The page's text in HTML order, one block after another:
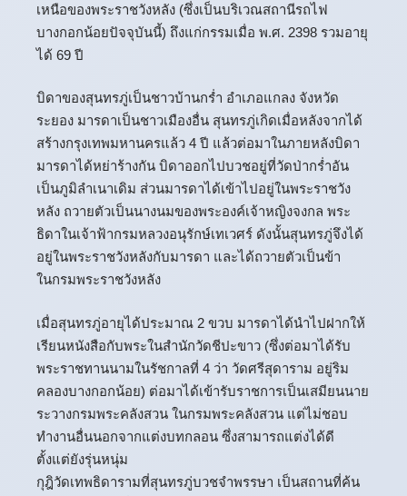
เหนือของพระราชวังหลัง (ซึ่งเป็นบริเวณสถานีรถไฟ
บางกอกน้อยปัจจุบันนี้) ถึงแก่กรรมเมื่อ พ.ศ. 2398 รวมอายุ
ได้ 69 ปี
บิดาของสุนทรภู่เป็นชาวบ้านกร่ำ อำเภอแกลง จังหวัด
ระยอง มารดาเป็นชาวเมืองอื่น สุนทรภู่เกิดเมื่อหลังจากได้
สร้างกรุงเทพมหานครแล้ว 4 ปี แล้วต่อมาในภายหลังบิดา
มารดาได้หย่าร้างกัน บิดาออกไปบวชอยู่ที่วัดป่ากร่ำอัน
เป็นภูมิลำเนาเดิม ส่วนมารดาได้เข้าไปอยู่ในพระราชวัง
หลัง ถวายตัวเป็นนางนมของพระองค์เจ้าหญิงจงกล พระ
ธิดาในเจ้าฟ้ากรมหลวงอนุรักษ์เทเวศร์ ดังนั้นสุนทรภู่จึงได้
อยู่ในพระราชวังหลังกับมารดา และได้ถวายตัวเป็นข้า
ในกรมพระราชวังหลัง
เมื่อสุนทรภู่อายุได้ประมาณ 2 ขวบ มารดาได้นำไปฝากให้
เรียนหนังสือกับพระในสำนักวัดชีปะขาว (ซึ่งต่อมาได้รับ
พระราชทานนามในรัชกาลที่ 4 ว่า วัดศรีสุดาราม อยู่ริม
คลองบางกอกน้อย) ต่อมาได้เข้ารับราชการเป็นเสมียนนาย
ระวางกรมพระคลังสวน ในกรมพระคลังสวน แต่ไม่ชอบ
ทำงานอื่นนอกจากแต่งบทกลอน ซึ่งสามารถแต่งได้ดี
ตั้งแต่ยังรุ่นหนุ่ม
กุฎิวัดเทพธิดารามที่สุนทรภู่บวชจำพรรษา เป็นสถานที่ค้น